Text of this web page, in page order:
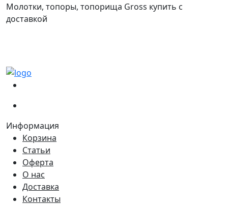
Молотки, топоры, топорища Gross купить с
доставкой
Информация
Корзина
Статьи
Оферта
О нас
Доставка
Контакты